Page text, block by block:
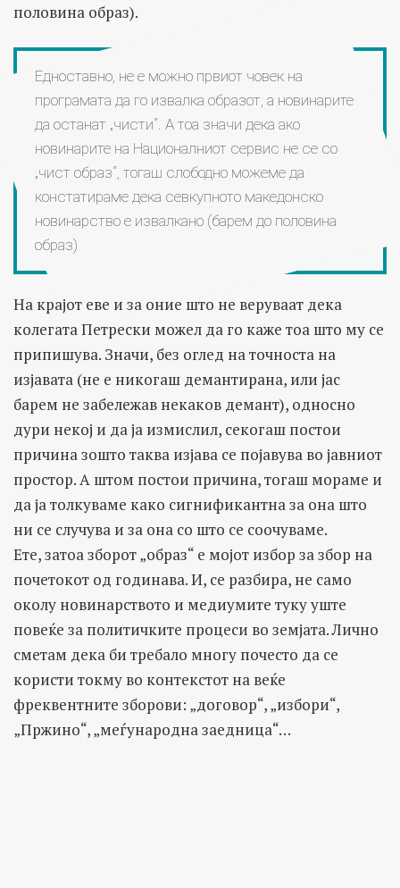
половина образ).
Едноставно, не е можно првиот човек на
програмата да го извалка образот, а новинарите
да останат „чисти“. А тоа значи дека ако
новинарите на Националниот сервис не се со
„чист образ“, тогаш слободно можеме да
констатираме дека севкупното македонско
новинарство е извалкано (барем до половина
образ)
На крајот еве и за оние што не веруваат дека
колегата Петрески можел да го каже тоа што му се
припишува. Значи, без оглед на точноста на
изјавата (не е никогаш демантирана, или јас
барем не забележав некаков демант), односно
дури некој и да ја измислил, секогаш постои
причина зошто таква изјава се појавува во јавниот
простор. А штом постои причина, тогаш мораме и
да ја толкуваме како сигнификантна за она што
ни се случува и за она со што се соочуваме.
Ете, затоа зборот „образ“ е мојот избор за збор на
почетокот од годинава. И, се разбира, не само
околу новинарството и медиумите туку уште
повеќе за политичките процеси во земјата. Лично
сметам дека би требало многу почесто да се
користи токму во контекстот на веќе
фреквентните зборови: „договор“, „избори“,
„Пржино“, „меѓународна заедница“…